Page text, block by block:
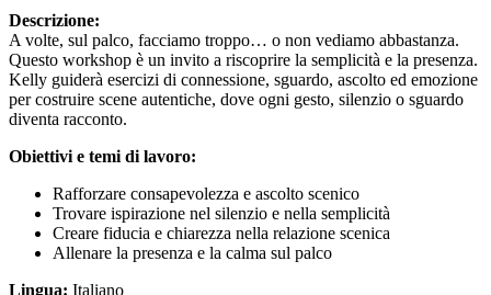
Descrizione:
A volte, sul palco, facciamo troppo… o non vediamo abbastanza.
Questo workshop è un invito a riscoprire la semplicità e la presenza.
Kelly guiderà esercizi di connessione, sguardo, ascolto ed emozione
per costruire scene autentiche, dove ogni gesto, silenzio o sguardo
diventa racconto.
Obiettivi e temi di lavoro:
Rafforzare consapevolezza e ascolto scenico
Trovare ispirazione nel silenzio e nella semplicità
Creare fiducia e chiarezza nella relazione scenica
Allenare la presenza e la calma sul palco
Lingua: Italiano